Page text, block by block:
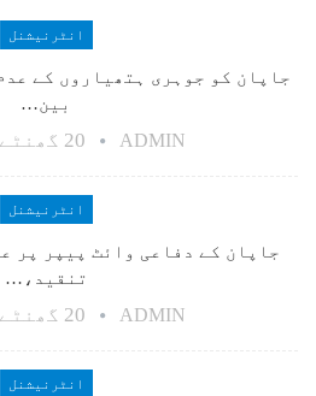
انٹرنیشنل
جاپان کو جوہری ہتھیاروں کے
بین…
ADMIN 20 گھنٹے ago
انٹرنیشنل
جاپان کے دفاعی وائٹ پیپر پر
تنقید،…
ADMIN 20 گھنٹے ago
انٹرنیشنل